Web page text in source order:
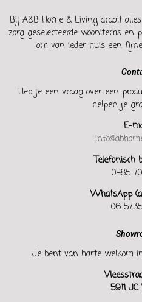
Bij A&B Home & Living draait
zorg geselecteerde woonitems en
om van ieder huis een
Heb je een vraag over een
helpen je
E-
Telefonisch
0485
WhatsApp
06
Je bent van harte welkom
5911 JC